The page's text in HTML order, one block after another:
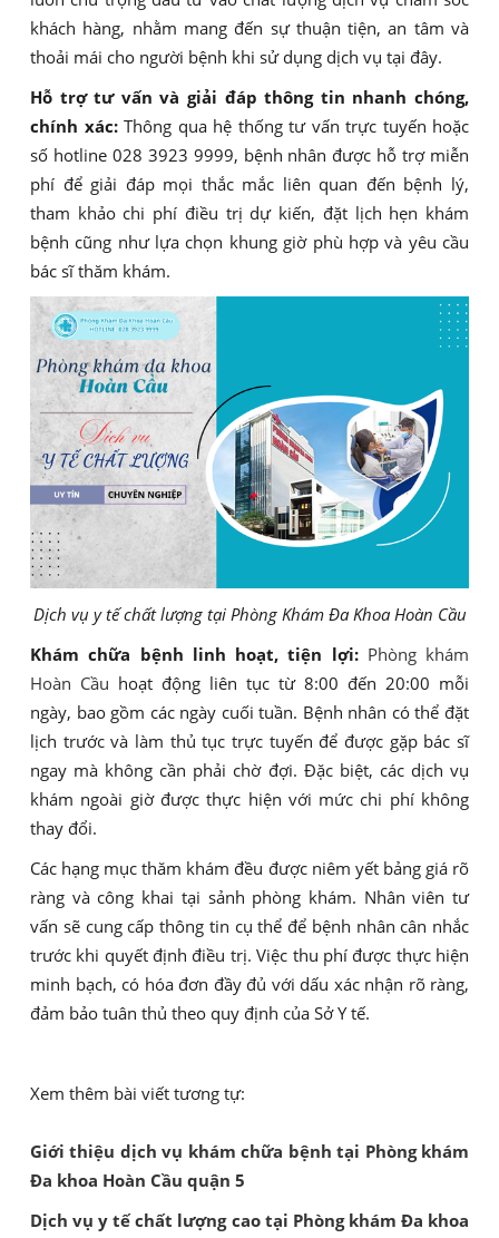
khách hàng, nhằm mang đến sự thuận tiện, an tâm và
thoải mái cho người bệnh khi sử dụng dịch vụ tại đây.
Hỗ trợ tư vấn và giải đáp thông tin nhanh chóng,
chính xác:Thông qua hệ thống tư vấn trực tuyến hoặc
số hotline 028 3923 9999, bệnh nhân được hỗ trợ miễn
phí để giải đáp mọi thắc mắc liên quan đến bệnh lý,
tham khảo chi phí điều trị dự kiến, đặt lịch hẹn khám
bệnh cũng như lựa chọn khung giờ phù hợp và yêu cầu
bác sĩ thăm khám.
Dịch vụ y tế chất lượng tại Phòng Khám Đa Khoa Hoàn Cầu
Khám chữa bệnh linh hoạt, tiện lợi: Phòng khám
Hoàn Cầu hoạt động liên tục từ 8:00 đến 20:00 mỗi
ngày, bao gồm các ngày cuối tuần. Bệnh nhân có thể đặt
lịch trước và làm thủ tục trực tuyến để được gặp bác sĩ
ngay mà không cần phải chờ đợi. Đặc biệt, các dịch vụ
khám ngoài giờ được thực hiện với mức chi phí không
thay đổi.
Các hạng mục thăm khám đều được niêm yết bảng giá rõ
ràng và công khai tại sảnh phòng khám. Nhân viên tư
vấn sẽ cung cấp thông tin cụ thể để bệnh nhân cân nhắc
trước khi quyết định điều trị. Việc thu phí được thực hiện
minh bạch, có hóa đơn đầy đủ với dấu xác nhận rõ ràng,
đảm bảo tuân thủ theo quy định của Sở Y tế.
Xem thêm bài viết tương tự:
Giới thiệu dịch vụ khám chữa bệnh tại Phòng khám
Đa khoa Hoàn Cầu quận 5
Dịch vụ y tế chất lượng cao tại Phòng khám Đa khoa